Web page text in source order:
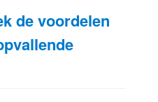
de voordelen